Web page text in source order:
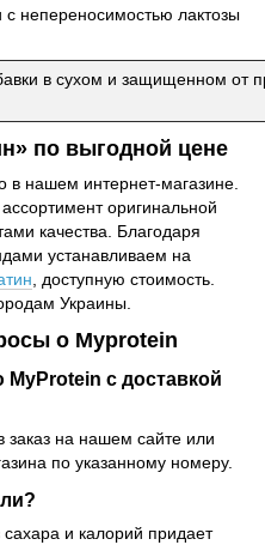
непереносимостью лактозы
в сухом и защищенном от
по выгодной цене
в нашем интернет-магазине.
оригинальной
качества. Благодаря
устанавливаем на
, доступную стоимость.
Украины.
о Myprotein
с доставкой
на нашем сайте или
по указанному номеру.
и калорий придает